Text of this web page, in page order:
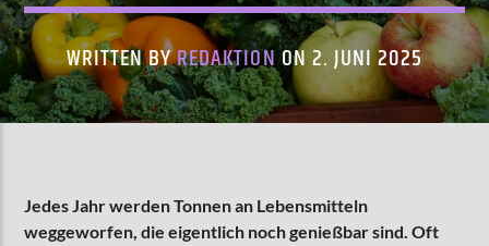
AKTUELLER TRACK
RELEASE
EDITORS
AKTUELLE SENDUNG
WRITTEN BYREDAKTIONON 2. JUNI 2025
Jedes Jahr werden Tonnen an Lebensmitteln
weggeworfen, die eigentlich noch genießbar sind. Oft